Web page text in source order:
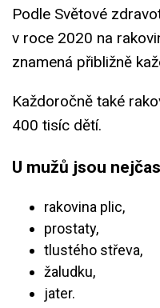
Podle Světové
v roce 2020 na
znamená přibližně
Každoročně také
400 tisíc dětí.
U mužů jsou
rakovina plic,
prostaty,
tlustého střeva,
žaludku,
jater.